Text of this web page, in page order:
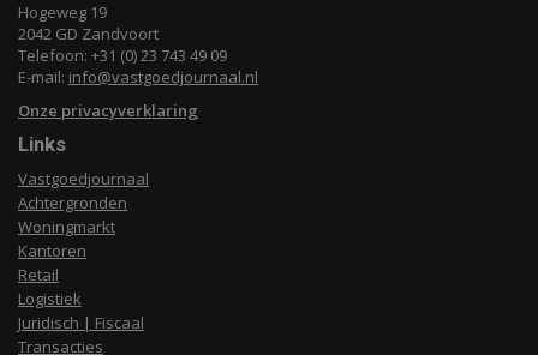
Hogeweg 19
2042 GD Zandvoort
Telefoon: +31 (0) 23 743 49 09
E-mail: info@vastgoedjournaal.nl
Onze privacyverklaring
Links
Vastgoedjournaal
Achtergronden
Woningmarkt
Kantoren
Retail
Logistiek
Juridisch | Fiscaal
Transacties